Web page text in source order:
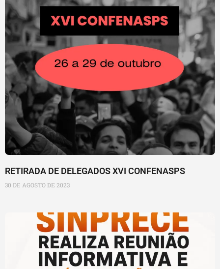
RETIRADA DE DELEGADOS XVI CONFENASPS
30 DE AGOSTO DE 2023